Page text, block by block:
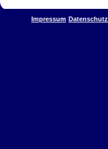
Impressum Datenschutz